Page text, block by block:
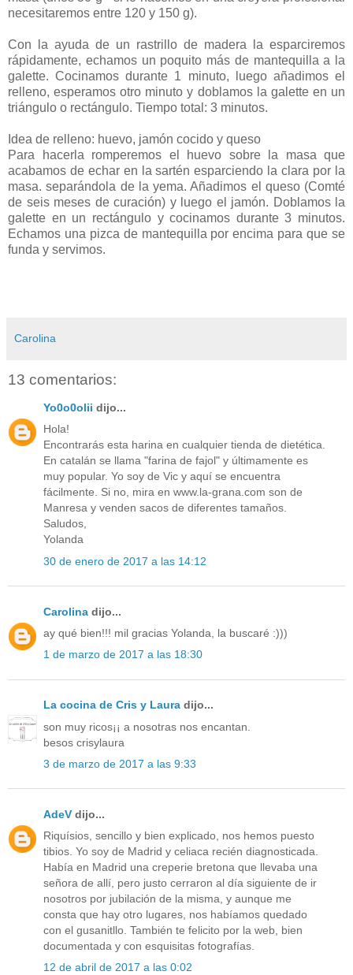
necesitaremos entre 120 y 150 g).
Con la ayuda de un rastrillo de madera la esparciremos
rápidamente, echamos un poquito más de mantequilla a la
galette. Cocinamos durante 1 minuto, luego añadimos el
relleno, esperamos otro minuto y doblamos la galette en un
triángulo o rectángulo. Tiempo total: 3 minutos.
Idea de relleno: huevo, jamón cocido y queso
Para hacerla romperemos el huevo sobre la masa que
acabamos de echar en la sartén esparciendo la clara por la
masa. separándola de la yema. Añadimos el queso (Comté
de seis meses de curación) y luego el jamón. Doblamos la
galette en un rectángulo y cocinamos durante 3 minutos.
Echamos una pizca de mantequilla por encima para que se
funda y servimos.
Carolina
13 comentarios:
Yo0o0olii dijo...
Hola!
Encontrarás esta harina en cualquier tienda de dietética.
En catalán se llama "farina de fajol" y últimamente es
muy popular. Yo soy de Vic y aquí se encuentra
fácilmente. Si no, mira en www.la-grana.com son de
Manresa y venden sacos de diferentes tamaños.
Saludos,
Yolanda
30 de enero de 2017 a las 14:12
Carolina dijo...
ay qué bien!!! mil gracias Yolanda, la buscaré :)))
1 de marzo de 2017 a las 18:30
La cocina de Cris y Laura dijo...
son muy ricos¡¡ a nosotras nos encantan.
besos crisylaura
3 de marzo de 2017 a las 9:33
AdeV dijo...
Riquísios, sencillo y bien explicado, nos hemos puesto
tibios. Yo soy de Madrid y celiaca recién diagnosticada.
Había en Madrid una creperie bretona que llevaba una
señora de allí, pero justo cerraron al día siguiente de ir
nosotros por jubilación de la misma, y aunque me
consta que hay otro lugares, nos habíamos quedado
con el gusanitllo. También te felicito por la web, bien
documentada y con esquisitas fotografías.
12 de abril de 2017 a las 0:02